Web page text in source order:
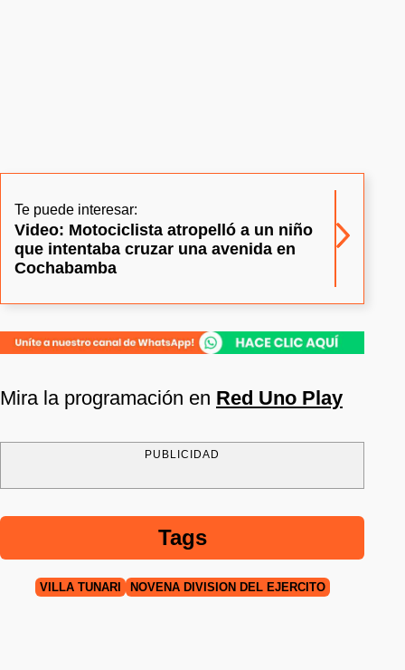
Te puede interesar:
Video: Motociclista atropelló a un niño
que intentaba cruzar una avenida en
Cochabamba
Mira la programación en Red Uno Play
PUBLICIDAD
Tags
VILLA TUNARI NOVENA DIVISIÓN DEL EJÉRCITO